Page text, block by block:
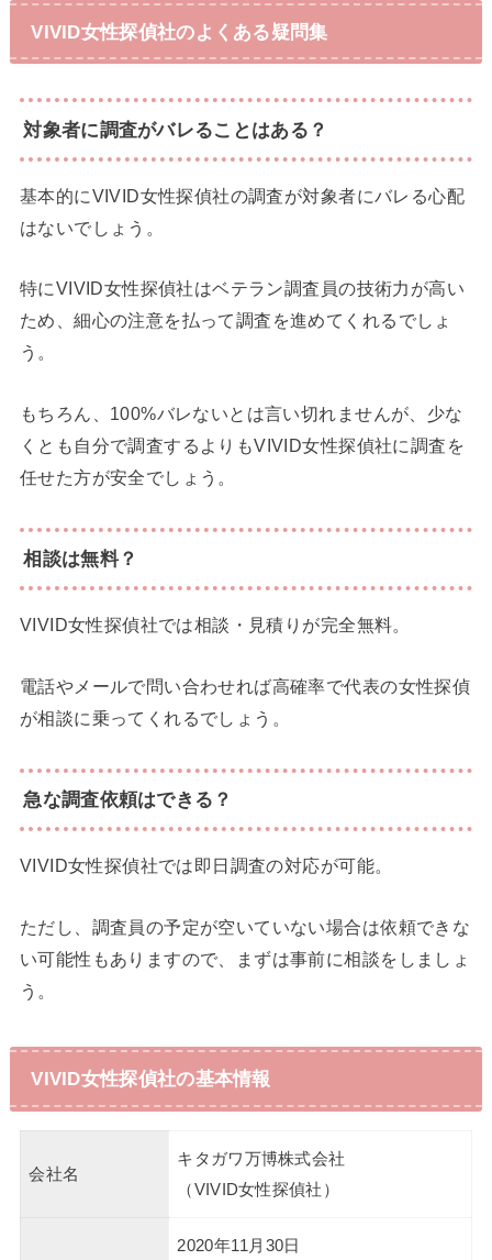
VIVID女性探偵社のよくある疑問集
対象者に調査がバレることはある？
基本的にVIVID女性探偵社の調査が対象者にバレる心配
はないでしょう。
特にVIVID女性探偵社はベテラン調査員の技術力が高い
ため、細心の注意を払って調査を進めてくれるでしょ
う。
もちろん、100%バレないとは言い切れませんが、少な
くとも自分で調査するよりもVIVID女性探偵社に調査を
任せた方が安全でしょう。
相談は無料？
VIVID女性探偵社では相談・見積りが完全無料。
電話やメールで問い合わせれば高確率で代表の女性探偵
が相談に乗ってくれるでしょう。
急な調査依頼はできる？
VIVID女性探偵社では即日調査の対応が可能。
ただし、調査員の予定が空いていない場合は依頼できな
い可能性もありますので、まずは事前に相談をしましょ
う。
VIVID女性探偵社の基本情報
会社名
キタガワ万博株式会社
（VIVID女性探偵社）
2020年11月30日